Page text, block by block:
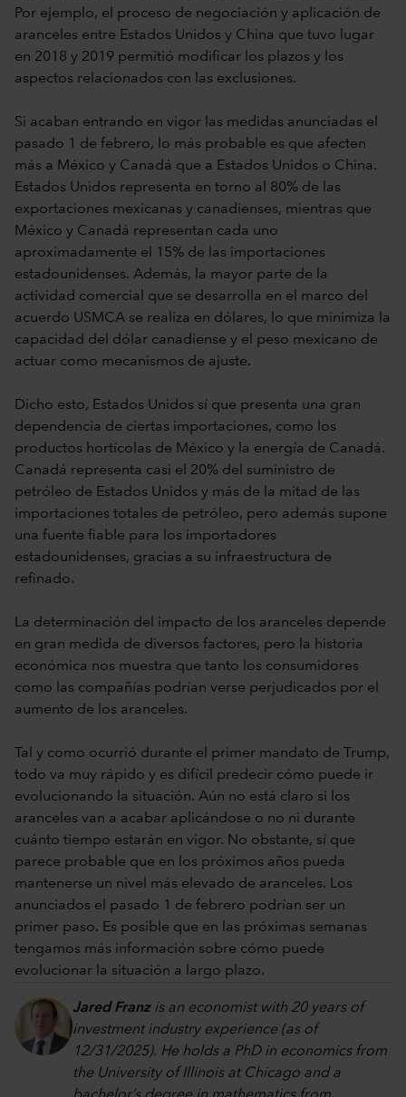
Por ejemplo, el proceso de negociación y aplicación de
aranceles entre Estados Unidos y China que tuvo lugar
en 2018 y 2019 permitió modificar los plazos y los
aspectos relacionados con las exclusiones.
Si acaban entrando en vigor las medidas anunciadas el
pasado 1 de febrero, lo más probable es que afecten
más a México y Canadá que a Estados Unidos o China.
Estados Unidos representa en torno al 80% de las
exportaciones mexicanas y canadienses, mientras que
México y Canadá representan cada uno
aproximadamente el 15% de las importaciones
estadounidenses. Además, la mayor parte de la
actividad comercial que se desarrolla en el marco del
acuerdo USMCA se realiza en dólares, lo que minimiza la
capacidad del dólar canadiense y el peso mexicano de
actuar como mecanismos de ajuste.
Dicho esto, Estados Unidos sí que presenta una gran
dependencia de ciertas importaciones, como los
productos hortícolas de México y la energía de Canadá.
Canadá representa casi el 20% del suministro de
petróleo de Estados Unidos y más de la mitad de las
importaciones totales de petróleo, pero además supone
una fuente fiable para los importadores
estadounidenses, gracias a su infraestructura de
refinado.
La determinación del impacto de los aranceles depende
en gran medida de diversos factores, pero la historia
económica nos muestra que tanto los consumidores
como las compañías podrían verse perjudicados por el
aumento de los aranceles.
Tal y como ocurrió durante el primer mandato de Trump,
todo va muy rápido y es difícil predecir cómo puede ir
evolucionando la situación. Aún no está claro si los
aranceles van a acabar aplicándose o no ni durante
cuánto tiempo estarán en vigor. No obstante, sí que
parece probable que en los próximos años pueda
mantenerse un nivel más elevado de aranceles. Los
anunciados el pasado 1 de febrero podrían ser un
primer paso. Es posible que en las próximas semanas
tengamos más información sobre cómo puede
evolucionar la situación a largo plazo.
Jared Franzis an economist with 20 years of
investment industry experience (as of
12/31/2025). He holds a PhD in economics from
the University of Illinois at Chicago and a